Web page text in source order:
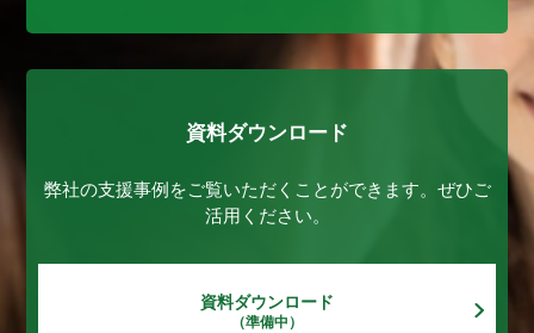
資料ダウンロード
弊社の支援事例をご覧いただくことができます。ぜひご
活用ください。
資料ダウンロード
（準備中）